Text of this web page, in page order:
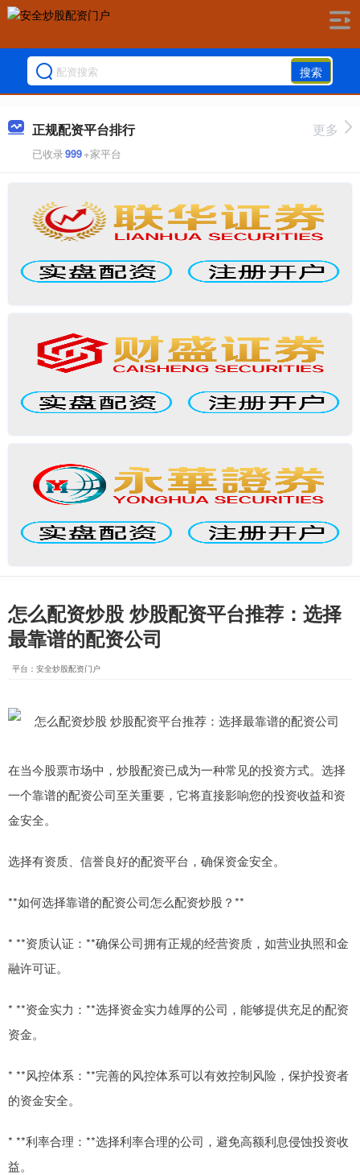
搜索
正规配资平台排行
已收录999+家平台
更多
怎么配资炒股 炒股配资平台推荐：选择
最靠谱的配资公司
平台：安全炒股配资门户
在当今股票市场中，炒股配资已成为一种常见的投资方式。选择
一个靠谱的配资公司至关重要，它将直接影响您的投资收益和资
金安全。
选择有资质、信誉良好的配资平台，确保资金安全。
**如何选择靠谱的配资公司怎么配资炒股？**
* **资质认证：**确保公司拥有正规的经营资质，如营业执照和金
融许可证。
* **资金实力：**选择资金实力雄厚的公司，能够提供充足的配资
资金。
* **风控体系：**完善的风控体系可以有效控制风险，保护投资者
的资金安全。
* **利率合理：**选择利率合理的公司，避免高额利息侵蚀投资收
益。